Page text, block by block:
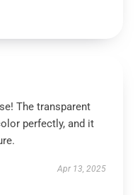
The transparent
perfectly, and it
Apr 13, 2025